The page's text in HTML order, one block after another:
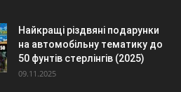
Найкращі різдвяні подарунки
на автомобільну тематику до
50 фунтів стерлінгів (2025)
09.11.2025